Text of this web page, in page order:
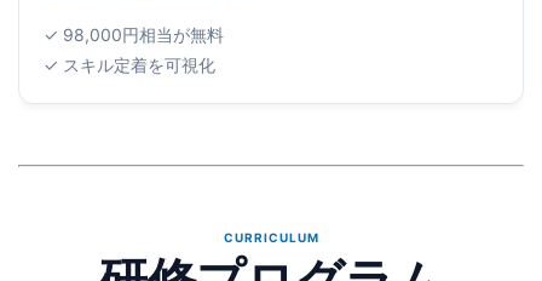
✓ 98,000円相当が無料
✓ スキル定着を可視化
CURRICULUM